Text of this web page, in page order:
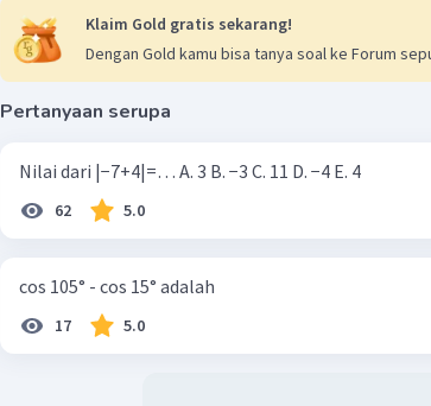
Klaim Gold gratis sekarang!
Dengan Gold kamu bisa tanya soal ke Forum
Pertanyaan serupa
Nilai dari |−7+4|=… A. 3 B. −3 C. 11 D. −4 E. 4
62 5.0
cos 105° - cos 15° adalah
17 5.0